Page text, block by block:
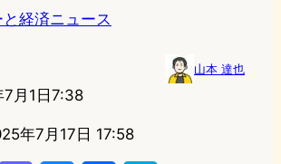
経済ニュース
山本 達也
7月1日7:38
年7月17日 17:58